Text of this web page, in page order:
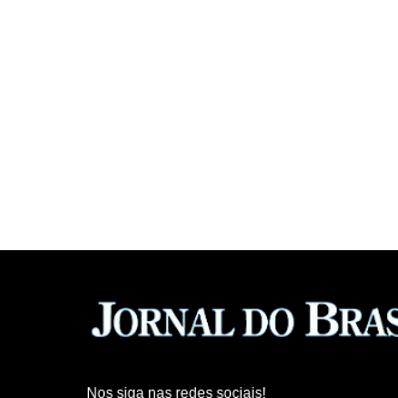
Nos siga nas redes sociais!